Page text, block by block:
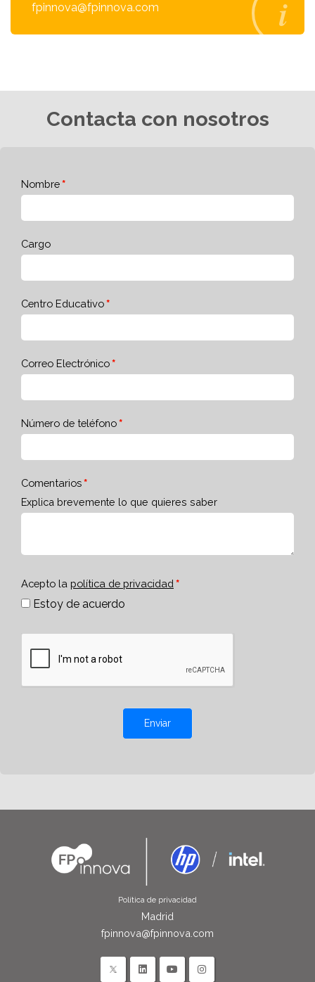
fpinnova@fpinnova.com
Contacta con nosotros
Nombre
Cargo
Centro Educativo
Correo Electrónico
Número de teléfono
Comentarios
Explica brevemente lo que quieres saber
Acepto la política de privacidad
Estoy de acuerdo
Enviar
Política de privacidad
Madrid
fpinnova@fpinnova.com